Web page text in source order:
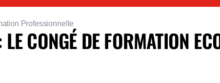
Professionnelle
CONGÉ DE FORMATION